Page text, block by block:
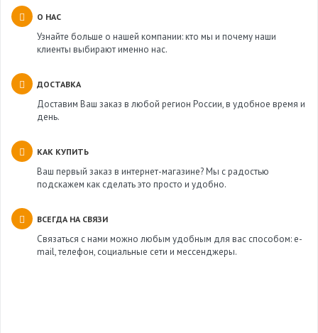
О НАС
Узнайте больше о нашей компании: кто мы и почему наши
клиенты выбирают именно нас.
ДОСТАВКА
Доставим Ваш заказ в любой регион России, в удобное время и
день.
КАК КУПИТЬ
Ваш первый заказ в интернет-магазине? Мы с радостью
подскажем как сделать это просто и удобно.
ВСЕГДА НА СВЯЗИ
Связаться с нами можно любым удобным для вас способом: e-
mail, телефон, социальные сети и мессенджеры.